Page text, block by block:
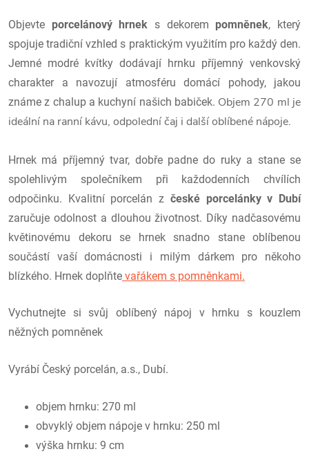
Objevte porcelánový hrnek s dekorem pomněnek, který
spojuje tradiční vzhled s praktickým využitím pro každý den.
Jemné modré kvítky dodávají hrnku příjemný venkovský
charakter a navozují atmosféru domácí pohody, jakou
známe z chalup a kuchyní našich babiček. Objem 270 ml je
ideální na ranní kávu, odpolední čaj i další oblíbené nápoje.
Hrnek má příjemný tvar, dobře padne do ruky a stane se
spolehlivým společníkem při každodenních chvílích
odpočinku. Kvalitní porcelán z české porcelánky v Dubí
zaručuje odolnost a dlouhou životnost. Díky nadčasovému
květinovému dekoru se hrnek snadno stane oblíbenou
součástí vaší domácnosti i milým dárkem pro někoho
blízkého. Hrnek doplňte vařákem s pomněnkami.
Vychutnejte si svůj oblíbený nápoj v hrnku s kouzlem
něžných pomněnek
Vyrábí Český porcelán, a.s., Dubí.
objem hrnku: 270 ml
obvyklý objem nápoje v hrnku: 250 ml
výška hrnku: 9 cm